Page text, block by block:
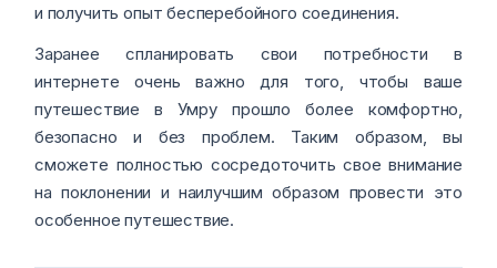
и получить опыт бесперебойного соединения.
Заранее спланировать свои потребности в
интернете очень важно для того, чтобы ваше
путешествие в Умру прошло более комфортно,
безопасно и без проблем. Таким образом, вы
сможете полностью сосредоточить свое внимание
на поклонении и наилучшим образом провести это
особенное путешествие.